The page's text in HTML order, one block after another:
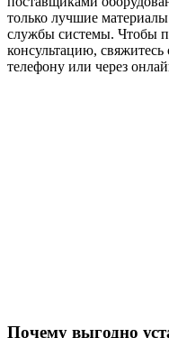
только лучшие
службы системы. Чтобы
консультацию,
телефону или через
Почему выгодно